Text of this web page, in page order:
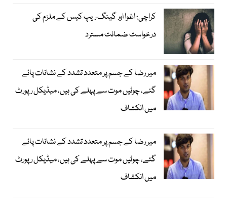
کراچی: اغوا اور گینگ ریپ کیس کے ملزم کی
درخواست ضمانت مسترد
میر رضا کے جسم پر متعدد تشدد کے نشانات پائے
گئے، چوٹیں موت سے پہلے کی ہیں، میڈیکل رپورٹ
میں انکشاف
میر رضا کے جسم پر متعدد تشدد کے نشانات پائے
گئے، چوٹیں موت سے پہلے کی ہیں، میڈیکل رپورٹ
میں انکشاف